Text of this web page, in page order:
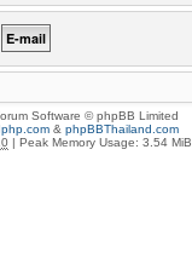
Software © phpBB Limited
& phpBBThailand.com
| Peak Memory Usage: 3.54 MiB